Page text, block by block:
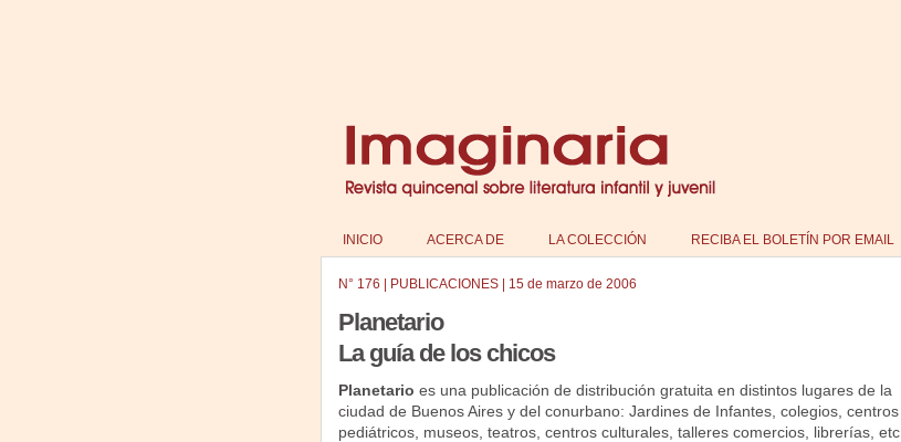
INICIO ACERCA DE LA COLECCIÓN RECIBA EL BOLETÍN POR EMAIL
N° 176 PUBLICACIONES| 15 de marzo de 2006
Planetario
La guía de los chicos
Planetario es una publicación de distribución gratuita en distintos lugares de la
ciudad de Buenos Aires y del conurbano: Jardines de Infantes, colegios, centros
pediátricos, museos, teatros, centros culturales, talleres comercios, librerías, etc.